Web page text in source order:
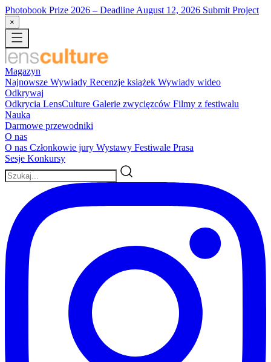
Photobook Prize 2026 – Deadline August 12, 2026 Submit Project
×
Magazyn
Najnowsze Wywiady Recenzje książek Wywiady wideo
Odkrywaj
Odkrycia LensCulture Galerie zwycięzców Filmy z festiwalu
Nauka
Darmowe przewodniki
O nas
O nas Członkowie jury Wystawy Festiwale Prasa
Sesje Konkursy